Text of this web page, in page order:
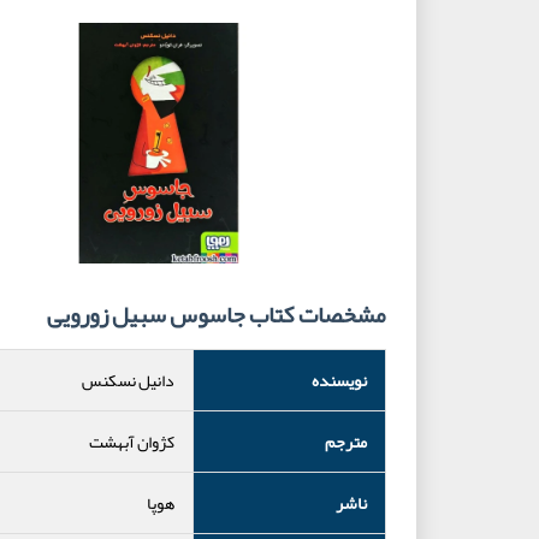
مشخصات کتاب جاسوس سبیل زورویی
نویسنده
دانیل نسکنس
مترجم
کژوان آبهشت
ناشر
هوپا